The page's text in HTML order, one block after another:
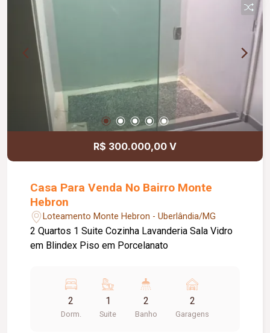
R$ 300.000,00 V
Casa Para Venda No Bairro Monte
Hebron
Loteamento Monte Hebron - Uberlândia/MG
2 Quartos 1 Suite Cozinha Lavanderia Sala Vidro
em Blindex Piso em Porcelanato
2
Dorm.
1
Suite
2
Banho
2
Garagens